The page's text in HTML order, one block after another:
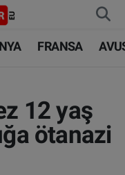
FRANSA
12 yaş
ötanazi